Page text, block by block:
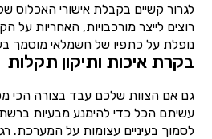
לגרור קשיים בקבלת אישורי האכלוס
רוצים לייצר מורכבויות, האחריות
נופלת על כתפיו של חשמלאי מוסמך
בקרת איכות ותיקון תקלות
גם אם הצוות שלכם עבד בצורה הכי
עשיתם הכל כדי להימנע מבעיות
לסמוך בעיניים עצומות על המערכת.